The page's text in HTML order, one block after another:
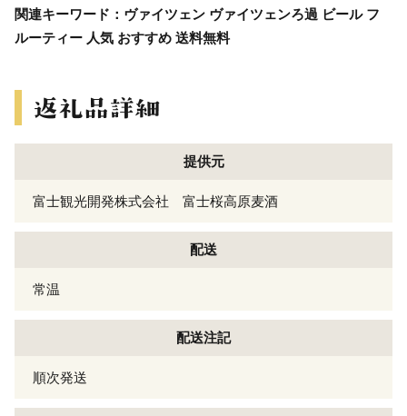
関連キーワード：ヴァイツェン ヴァイツェンろ過 ビール フ
ルーティー 人気 おすすめ 送料無料
提供元
富士観光開発株式会社 富士桜高原麦酒
配送
常温
配送注記
順次発送